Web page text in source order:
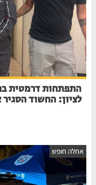
התפתחות דרמטית
לציון: החשוד
אחלה חופש